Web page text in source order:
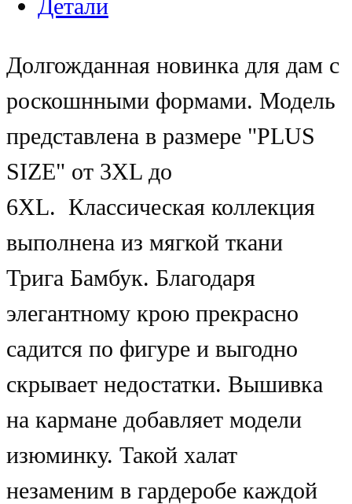
Детали
Долгожданная новинка для дам с
роскошнными формами. Модель
представлена в размере "PLUS
SIZE" от 3XL до
6XL. Классическая коллекция
выполнена из мягкой ткани
Трига Бамбук. Благодаря
элегантному крою прекрасно
садится по фигуре и выгодно
скрывает недостатки. Вышивка
на кармане добавляет модели
изюминку. Такой халат
незаменим в гардеробе каждой